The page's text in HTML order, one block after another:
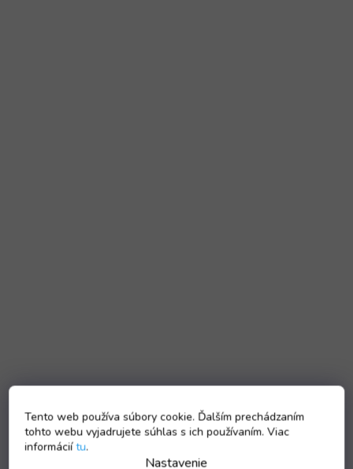
Tento web používa súbory cookie. Ďalším prechádzaním
tohto webu vyjadrujete súhlas s ich používaním. Viac
informáciítu.
Nastavenie